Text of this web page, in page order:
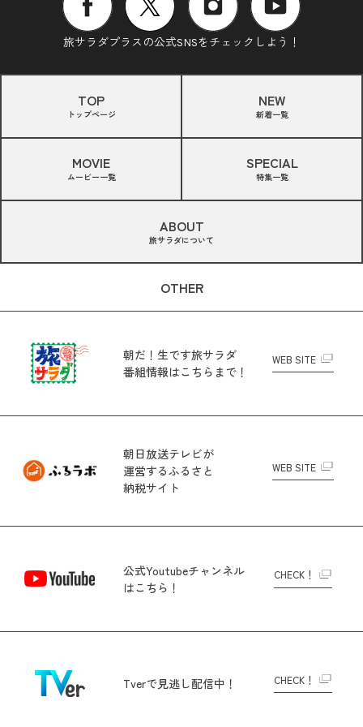
旅サラダプラスの公式SNSをチェックしよう！
TOP
トップページ
NEW
新着一覧
MOVIE
ムービー一覧
SPECIAL
特集一覧
ABOUT
旅サラダについて
OTHER
朝だ！生です旅サラダ
番組情報はこちらまで！
WEB SITE
朝日放送テレビが
運営するふるさと
納税サイト
WEB SITE
公式Youtubeチャンネル
はこちら！
CHECK！
Tverで見逃し配信中！ CHECK！